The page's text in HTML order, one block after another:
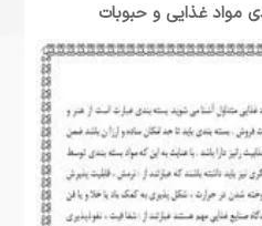
مواد غذایی و حبوبات